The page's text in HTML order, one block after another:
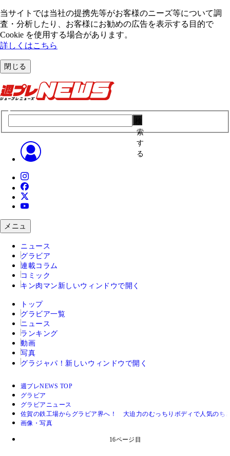
当サイトでは当社の提携先等がお客様のニーズ等について調
査・分析したり、お客様にお勧めの広告を表⽰する⽬的で
Cookie を使⽤する場合があります。
詳しくはこちら
閉じる
索
す
る
メニュ
ニュース
グラビア
連載コラム
コミック
キン肉マン 新しいウィンドウで開く
トップ
グラビア一覧
ニュース
ランキング
動画
写真
グラジャパ！ 新しいウィンドウで開く
週プレNEWS TOP
グラビア
グラビアニュース
佐賀の鉄工場からグラビア界へ！ 大迫力のむっちりボディで人気のち
画像・写真
16ページ目